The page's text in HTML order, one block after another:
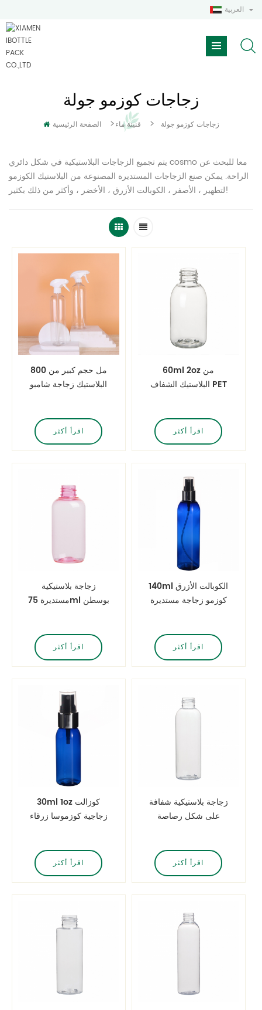
العربية
زجاجات كوزمو جولة
الصفحة الرئيسية >قنينة ماء > زجاجات كوزمو جولة
يتم تجميع الزجاجات البلاستيكية في شكل دائري cosmo معا للبحث عن
الراحة. يمكن صنع الزجاجات المستديرة المصنوعة من البلاستيك الكوزمو
لتطهير ، الأصفر ، الكوبالت الأزرق ، الأخضر ، وأكثر من ذلك بكثير!
800 مل حجم كبير من
البلاستيك زجاجة شامبو
اقرأ أكثر
60ml 2oz من
البلاستيك الشفاف PET
اقرأ أكثر
زجاجة بلاستيكية
مستديرة 75ml بوسطن
اقرأ أكثر
140ml الكوبالت الأزرق
كوزمو زجاجة مستديرة
اقرأ أكثر
30ml 1oz كوزالت
زجاجية كوزموسا زرقاء
اقرأ أكثر
زجاجة بلاستيكية شفافة
على شكل رصاصة
اقرأ أكثر